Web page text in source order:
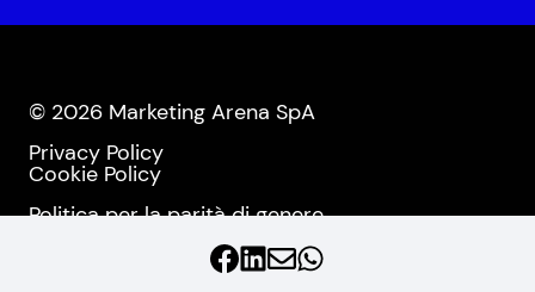
© 2026 Marketing Arena SpA
Privacy Policy
Cookie Policy
Politica per la parità di genere